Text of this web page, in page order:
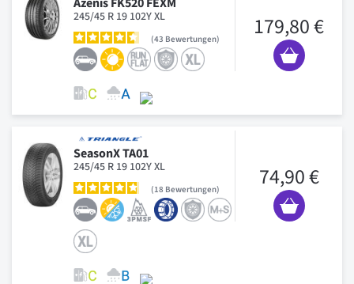
245/45 R 19 102Y XL
43 Bewertungen 179,80 €
SeasonX TA01
245/45 R 19 102Y XL
18 Bewertungen 74,90 €